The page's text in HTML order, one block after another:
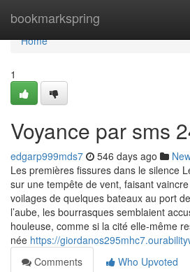
bookmarkspring
Home
Home
1
Voyance par sms
edgarp999mds7 546 days ago
Les premières fissures dans le silence
sur une tempête de vent, faisant
voilages de quelques bateaux au port
l’aube, les bourrasques semblaient
houleuse, comme si la cité elle-même
née https://
Comments
Who Upvoted